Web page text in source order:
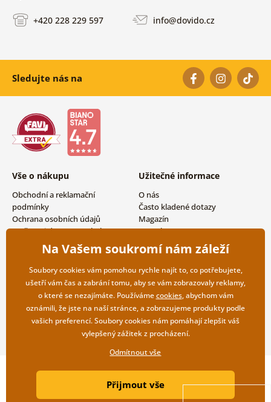
+420 228 229 597 info@dovido.cz
Sledujte nás na
Vše o nákupu
Obchodní a reklamační
podmínky
Ochrana osobních údajů
Možnosti dopravy a platby
Vrácení zboží
Užitečné informace
O nás
Často kladené dotazy
Magazín
Kontakty
Velkoobchodní spolupráce
Copyright ©2019 © Dovido.cz.
Litvanyi.sk| E-shop vytvořila
Na Vašem soukromí nám záleží
Soubory cookies vám pomohou rychle najít to, co potřebujete,
ušetří vám čas a zabrání tomu, aby se vám zobrazovaly reklamy,
o které se nezajímáte. Používámecookies, abychom vám
oznámili, že jste na naší stránce, a zobrazujeme produkty podle
vašich preferencí. Soubory cookies nám pomáhají zlepšit váš
vylepšený zážitek z procházení.
Odmítnout vše
Přijmout vše